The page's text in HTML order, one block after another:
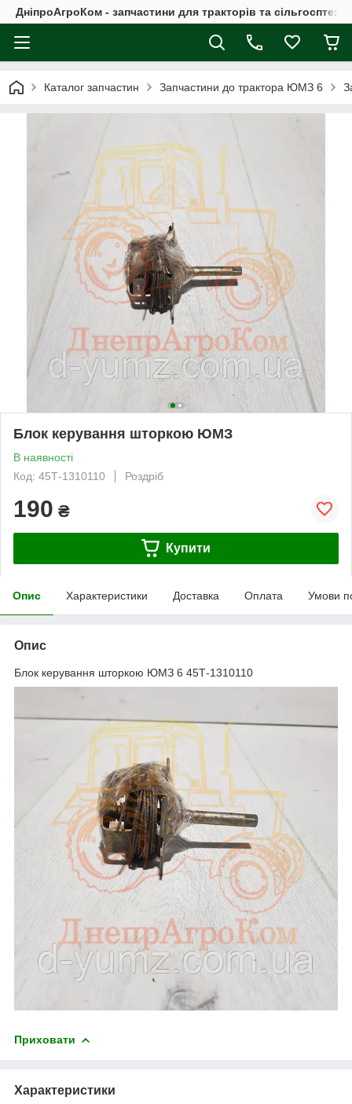
ДніпроАгроКом - запчастини для тракторів та
Каталог запчастин Запчастини до трактора ЮМЗ 6
Блок керування шторкою ЮМЗ
В наявності
Код: 45Т-1310110
Роздріб
190 ₴
Купити
Опис Характеристики Доставка Оплата Умови
Опис
Блок керування шторкою ЮМЗ 6 45Т-1310110
Приховати
Характеристики